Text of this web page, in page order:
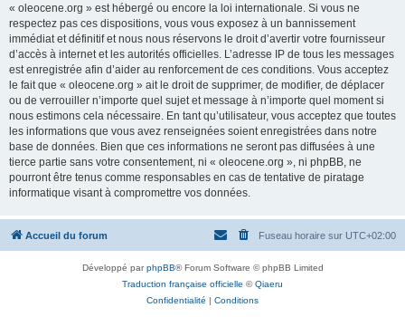
« oleocene.org » est hébergé ou encore la loi internationale. Si vous ne
respectez pas ces dispositions, vous vous exposez à un bannissement
immédiat et définitif et nous nous réservons le droit d’avertir votre fournisseur
d’accès à internet et les autorités officielles. L’adresse IP de tous les messages
est enregistrée afin d’aider au renforcement de ces conditions. Vous acceptez
le fait que « oleocene.org » ait le droit de supprimer, de modifier, de déplacer
ou de verrouiller n’importe quel sujet et message à n’importe quel moment si
nous estimons cela nécessaire. En tant qu’utilisateur, vous acceptez que toutes
les informations que vous avez renseignées soient enregistrées dans notre
base de données. Bien que ces informations ne seront pas diffusées à une
tierce partie sans votre consentement, ni « oleocene.org », ni phpBB, ne
pourront être tenus comme responsables en cas de tentative de piratage
informatique visant à compromettre vos données.
Accueil du forum Fuseau horaire sur UTC+02:00
Développé parphpBB® Forum Software © phpBB Limited
Traduction française officielle ©Qiaeru
Confidentialité | Conditions